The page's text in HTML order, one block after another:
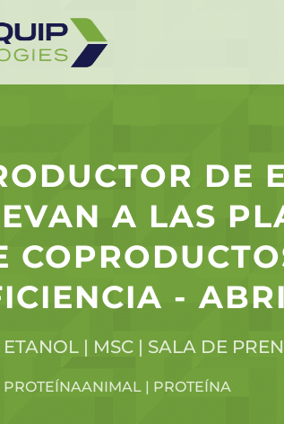
DE
A LAS
-
ETANOL| MSC| SALA DE
PROTEÍNAANIMAL| PROTEÍNA